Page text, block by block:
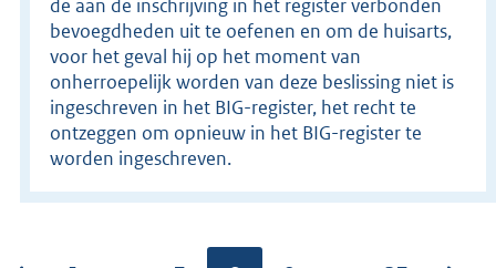
de aan de inschrijving in het register verbonden
bevoegdheden uit te oefenen en om de huisarts,
voor het geval hij op het moment van
onherroepelijk worden van deze beslissing niet is
ingeschreven in het BIG-register, het recht te
ontzeggen om opnieuw in het BIG-register te
worden ingeschreven.